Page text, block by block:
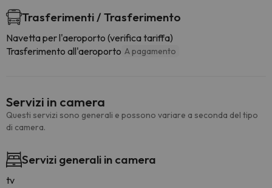
Trasferimenti / Trasferimento
Navetta per l'aeroporto (verifica tariffa)
Trasferimento all'aeroporto A pagamento
Servizi in camera
Questi servizi sono generali e possono variare a seconda del tipo
di camera.
Servizi generali in camera
tv